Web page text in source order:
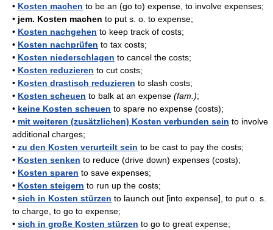
• Kosten machen to be an (go to) expense, to involve expenses;
• jem. Kosten machen to put s. o. to expense;
• Kosten nachgehen to keep track of costs;
• Kosten nachprüfen to tax costs;
• Kosten niederschlagen to cancel the costs;
• Kosten reduzieren to cut costs;
• Kosten drastisch reduzieren to slash costs;
• Kosten scheuen to balk at an expense (fam.);
• keine Kosten scheuen to spare no expense (costs);
• mit weiteren (zusätzlichen) Kosten verbunden sein to involve
additional charges;
• zu den Kosten verurteilt sein to be cast to pay the costs;
• Kosten senken to reduce (drive down) expenses (costs);
• Kosten sparen to save expenses;
• Kosten steigern to run up the costs;
• sich in Kosten stürzen to launch out [into expense], to put o. s.
to charge, to go to expense;
• sich in große Kosten stürzen to go to great expense;